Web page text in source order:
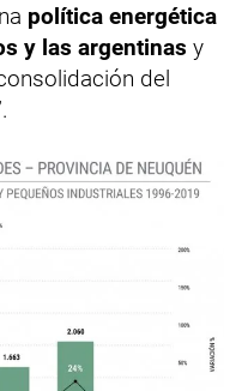
política energética
y las argentinas y
del